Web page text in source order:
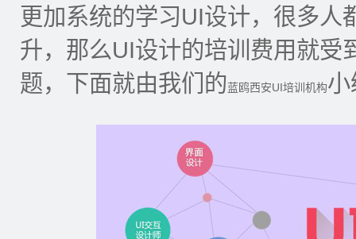
更加系统的学习UI设计，很多人
升，那么UI设计的培训费用就受
题，下面就由我们的蓝鸥西安UI培训机构